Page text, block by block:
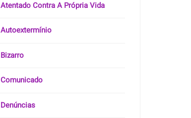
Atentado Contra A Própria Vida
Autoextermínio
Bizarro
Comunicado
Denúncias